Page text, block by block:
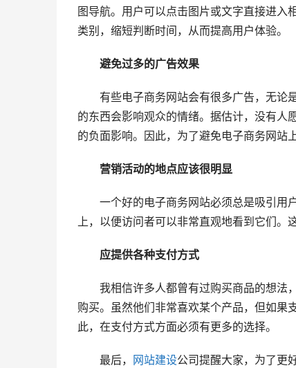
图导航。用户可以点击图片或文字直接进入
类别，缩短判断时间，从而提高用户体验。
避免过多的广告效果
有些电子商务网站会有很多广告，无论
的东西会影响观众的情绪。据估计，没有人
的负面影响。因此，为了避免电子商务网站
营销活动的地点应该很明显
一个好的电子商务网站必须总是吸引用
上，以便访问者可以非常直观地看到它们。
应提供各种支付方式
我相信许多人都曾有过购买商品的想法
购买。虽然他们非常喜欢某个产品，但如果
此，在支付方式方面必须有更多的选择。
最后， 网站建设公司提醒大家，为了更